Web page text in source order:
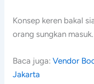
Konsep keren bakal
orang sungkan masuk.
Baca juga:Vendor
Jakarta